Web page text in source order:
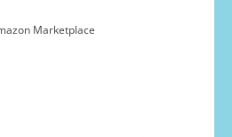
Marketplace